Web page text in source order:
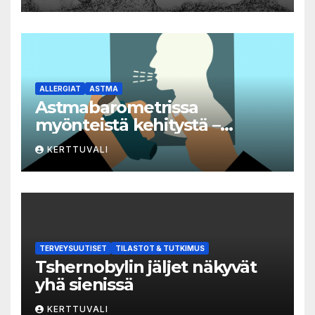
tartuntatautien luetteloon
ALLERGIAT ASTMA
Astmabarometrissa
myönteistä kehitystä –
astman seurantaa edelleen
kehitettävä
KERTTUVALI
TERVEYSUUTISET TILASTOT & TUTKIMUS
Tshernobylin jäljet näkyvät
yhä sienissä
KERTTUVALI